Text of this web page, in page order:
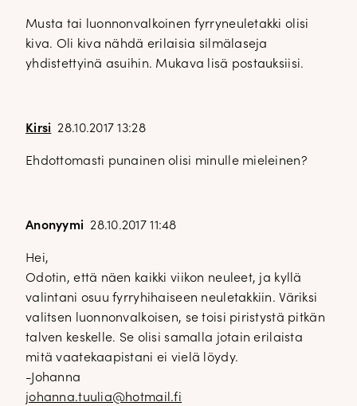
Musta tai luonnonvalkoinen fyrryneuletakki olisi
kiva. Oli kiva nähdä erilaisia silmälaseja
yhdistettyinä asuihin. Mukava lisä postauksiisi.
Kirsi 28.10.2017 13:28
Ehdottomasti punainen olisi minulle mieleinen?
Anonyymi 28.10.2017 11:48
Hei,
Odotin, että näen kaikki viikon neuleet, ja kyllä
valintani osuu fyrryhihaiseen neuletakkiin. Väriksi
valitsen luonnonvalkoisen, se toisi piristystä pitkän
talven keskelle. Se olisi samalla jotain erilaista
mitä vaatekaapistani ei vielä löydy.
-Johanna
johanna.tuulia@hotmail.fi